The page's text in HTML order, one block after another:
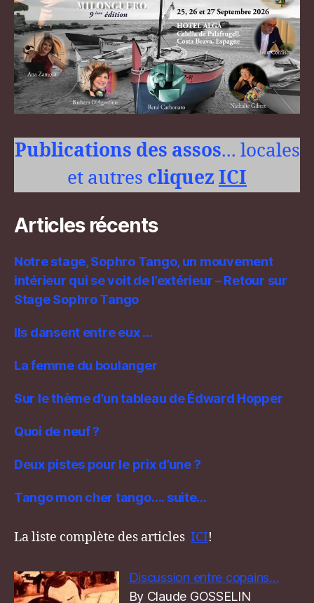
Publications des assos... locales
et autres cliquez ICI
Articles récents
Notre stage, Sophro Tango, un mouvement
intérieur qui se voit de l’extérieur – Retour sur
Stage Sophro Tango
Ils dansent entre eux …
La femme du boulanger
Sur le thème d’un tableau de Édward Hopper
Quoi de neuf ?
Deux pistes pour le prix d’une ?
Tango mon cher tango…. suite…
La liste complète des articles ICI!
Discussion entre copains…
By Claude GOSSELIN